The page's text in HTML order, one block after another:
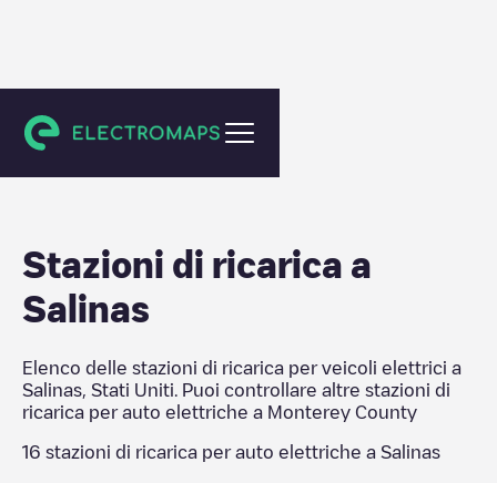
Monterey County
Stazioni di ricarica a
Salinas
Elenco delle stazioni di ricarica per veicoli elettrici a
Salinas Stati Uniti . Puoi controllare altre stazioni di
ricarica per auto elettriche a Monterey County
16 stazioni di ricarica per auto elettriche a Salinas